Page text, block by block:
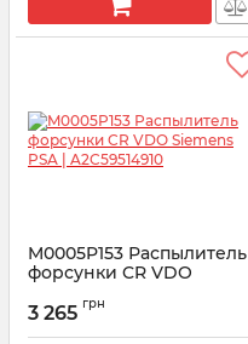
M0005P153 Распылитель
форсунки CR VDO
A2C59514910
Артикул: A2C59514910
3 265 грн